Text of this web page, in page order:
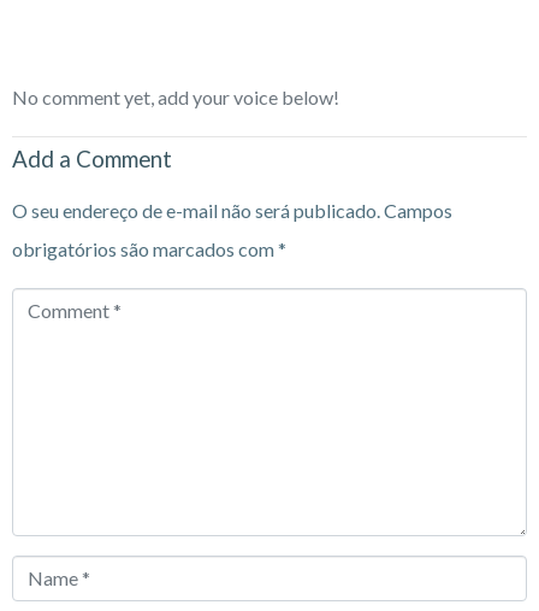
No comment yet, add your voice below!
Add a Comment
O seu endereço de e-mail não será publicado.Campos
obrigatórios são marcados com*
Comment
Name